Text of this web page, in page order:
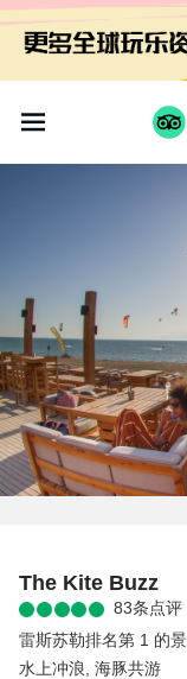
The Kite Buzz
83条点评
雷斯苏勒排名第 1 的
水上冲浪 海豚共游